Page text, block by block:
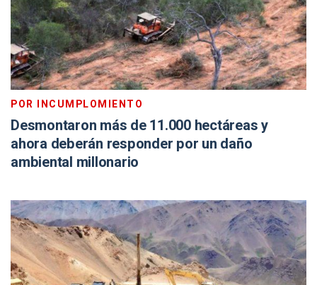
POR INCUMPLOMIENTO
Desmontaron más de 11.000 hectáreas y
ahora deberán responder por un daño
ambiental millonario